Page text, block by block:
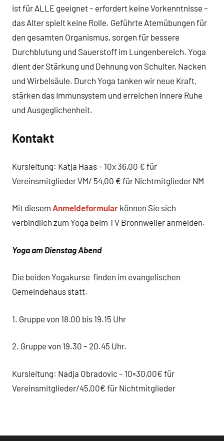
ist für ALLE geeignet – erfordert keine Vorkenntnisse –
das Alter spielt keine Rolle. Geführte Atemübungen für
den gesamten Organismus, sorgen für bessere
Durchblutung und Sauerstoff im Lungenbereich. Yoga
dient der Stärkung und Dehnung von Schulter, Nacken
und Wirbelsäule. Durch Yoga tanken wir neue Kraft,
stärken das Immunsystem und erreichen innere Ruhe
und Ausgeglichenheit.
Kontakt
Kursleitung: Katja Haas – 10x 36,00 € für
Vereinsmitglieder VM/ 54,00 € für Nichtmitglieder NM
Mit diesem Anmeldeformular können Sie sich
verbindlich zum Yoga beim TV Bronnweiler anmelden.
Yoga am Dienstag Abend
Die beiden Yogakurse finden im evangelischen
Gemeindehaus statt.
1. Gruppe von 18.00 bis 19.15 Uhr
2. Gruppe von 19.30 – 20.45 Uhr.
Kursleitung: Nadja Obradovic – 10×30,00€ für
Vereinsmitglieder/45,00€ für Nichtmitglieder